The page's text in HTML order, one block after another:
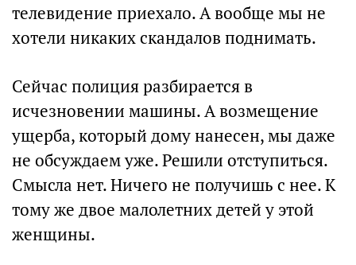
телевидение приехало. А вообще мы не
хотели никаких скандалов поднимать.
Сейчас полиция разбирается в
исчезновении машины. А возмещение
ущерба, который дому нанесен, мы даже
не обсуждаем уже. Решили отступиться.
Смысла нет. Ничего не получишь с нее. К
тому же двое малолетних детей у этой
женщины.